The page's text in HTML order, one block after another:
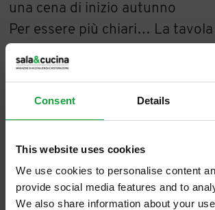
Consent Details
This website uses cookies
We use cookies to personalise content
provide social media features and to
We also share information about your
una cena di inizio autunno
Per essere più chiari… La
precisa, succinta, accogliente.
quella voluta e edificata dallo
Grand Hotel d’Ortigia: uno
bagnato da luci, persone che
correnti che si sfiorano.